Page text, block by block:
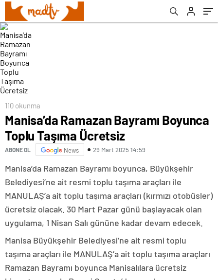
110 okunma
Manisa’da Ramazan Bayramı Boyunca
Toplu Taşıma Ücretsiz
ABONE OL News 29 Mart 2025 14:59
Manisa’da Ramazan Bayramı boyunca, Büyükşehir
Belediyesi’ne ait resmi toplu taşıma araçları ile
MANULAŞ’a ait toplu taşıma araçları (kırmızı otobüsler)
ücretsiz olacak. 30 Mart Pazar günü başlayacak olan
uygulama, 1 Nisan Salı gününe kadar devam edecek.
Manisa Büyükşehir Belediyesi’ne ait resmi toplu
taşıma araçları ile MANULAŞ’a ait toplu taşıma araçları
Ramazan Bayramı boyunca Manisalılara ücretsiz